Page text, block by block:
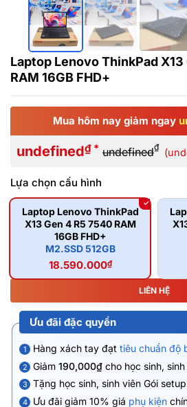
Laptop Lenovo ThinkPad X13
RAM 16GB FHD+
Mua hôm nay giảm ngay
undefined₫ * undefined₫
Lựa chọn cấu hình
Laptop Lenovo ThinkPad
X13 Gen 4 R5 7540 RAM
16GB FHD+
M2.SSD 512GB
18.590.000₫
LIÊN HỆ
Ưu đãi đặc quyền
1 Hàng xách tay đạt tiêu chuẩn độ
2 Giảm 190,000₫ cho học sinh,
3 Tặng học sinh, sinh viên Gói
4 Ưu đãi giảm 10% giá phụ kiện